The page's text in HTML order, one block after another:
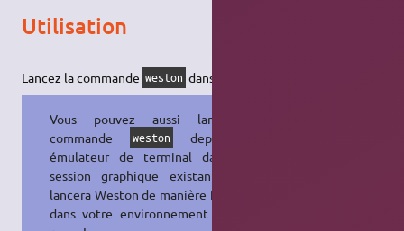
Utilisation
Lancez la commande weston dans une
Vous pouvez aussi lancer la
commande
weston
depuis un
émulateur de terminal dans une
session graphique existante, cela
lancera Weston de manière fenêtrée
dans votre environnement déjà en